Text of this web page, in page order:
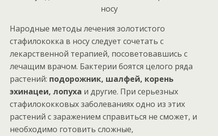
Народные методы лечения золотистого
стафилококка в носу следует сочетать с
лекарственной терапией, посоветовавшись с
лечащим врачом. Бактерии боятся целого ряда
растений: подорожник, шалфей, корень
эхинацеи, лопуха и другие. При серьезных
стафилококковых заболеваниях одно из этих
растений с заражением справиться не сможет, и
необходимо готовить сложные,